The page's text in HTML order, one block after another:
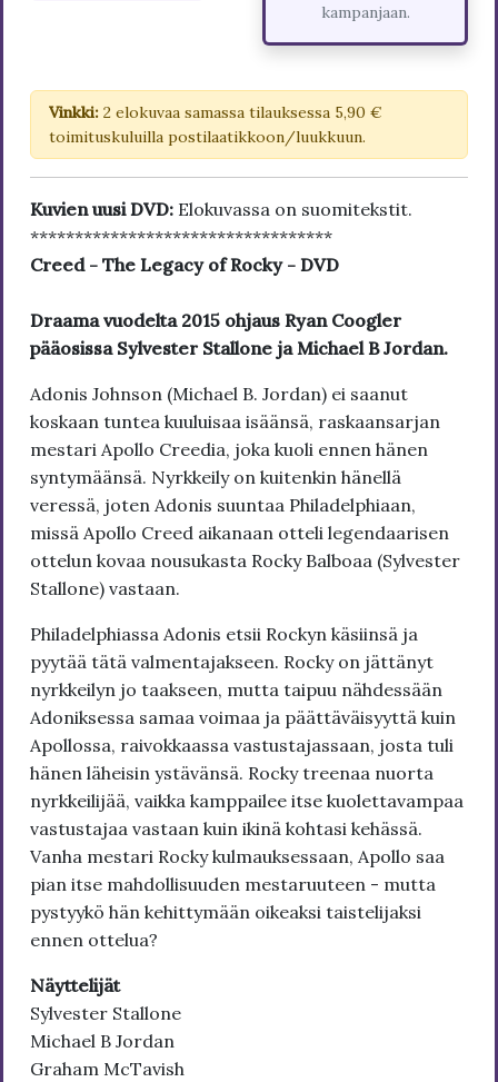
kampanjaan.
Vinkki: 2 elokuvaa samassa tilauksessa 5,90 €
toimituskuluilla postilaatikkoon/luukkuun.
Kuvien uusi DVD: Elokuvassa on suomitekstit.
**********************************
Creed - The Legacy of Rocky - DVD
Draama vuodelta 2015 ohjaus Ryan Coogler
pääosissa Sylvester Stallone ja Michael B Jordan.
Adonis Johnson (Michael B. Jordan) ei saanut
koskaan tuntea kuuluisaa isäänsä, raskaansarjan
mestari Apollo Creedia, joka kuoli ennen hänen
syntymäänsä. Nyrkkeily on kuitenkin hänellä
veressä, joten Adonis suuntaa Philadelphiaan,
missä Apollo Creed aikanaan otteli legendaarisen
ottelun kovaa nousukasta Rocky Balboaa (Sylvester
Stallone) vastaan.
Philadelphiassa Adonis etsii Rockyn käsiinsä ja
pyytää tätä valmentajakseen. Rocky on jättänyt
nyrkkeilyn jo taakseen, mutta taipuu nähdessään
Adoniksessa samaa voimaa ja päättäväisyyttä kuin
Apollossa, raivokkaassa vastustajassaan, josta tuli
hänen läheisin ystävänsä. Rocky treenaa nuorta
nyrkkeilijää, vaikka kamppailee itse kuolettavampaa
vastustajaa vastaan kuin ikinä kohtasi kehässä.
Vanha mestari Rocky kulmauksessaan, Apollo saa
pian itse mahdollisuuden mestaruuteen - mutta
pystyykö hän kehittymään oikeaksi taistelijaksi
ennen ottelua?
Näyttelijät
Sylvester Stallone
Michael B Jordan
Graham McTavish